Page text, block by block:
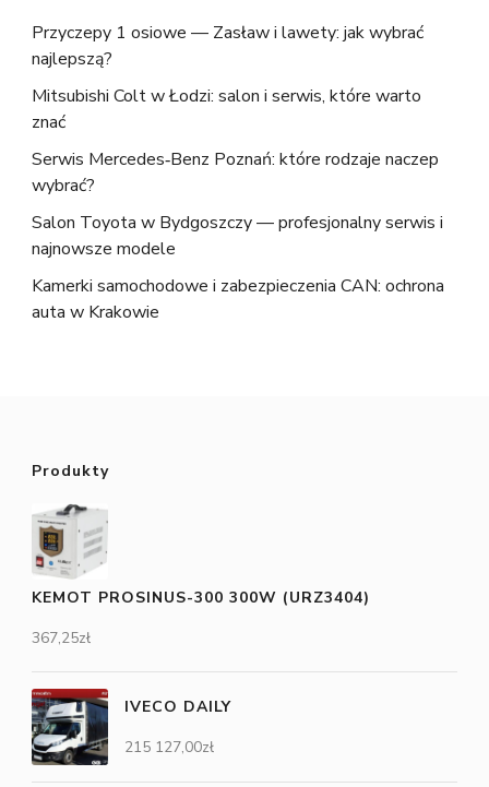
Przyczepy 1 osiowe — Zasław i lawety: jak wybrać
najlepszą?
Mitsubishi Colt w Łodzi: salon i serwis, które warto
znać
Serwis Mercedes‑Benz Poznań: które rodzaje naczep
wybrać?
Salon Toyota w Bydgoszczy — profesjonalny serwis i
najnowsze modele
Kamerki samochodowe i zabezpieczenia CAN: ochrona
auta w Krakowie
Produkty
KEMOT PROSINUS-300 300W (URZ3404)
367,25zł
IVECO DAILY
215 127,00zł